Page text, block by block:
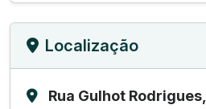
Localização
Rua Gulhot